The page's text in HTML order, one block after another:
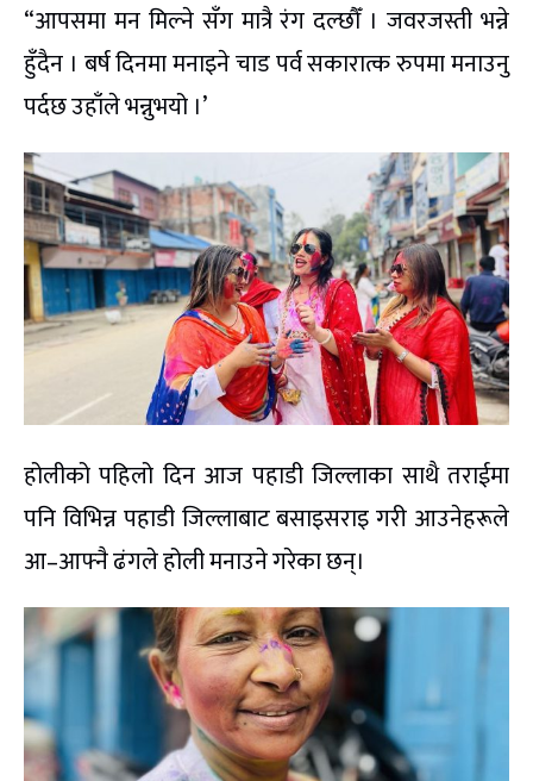
“आपसमा मन मिल्ने सँग मात्रै रंग दल्छौँ । जवरजस्ती भन्ने
हुँदैन । बर्ष दिनमा मनाइने चाड पर्व सकारात्क रुपमा मनाउनु
पर्दछ उहाँले भन्नुभयो ।’
होलीको पहिलो दिन आज पहाडी जिल्लाका साथै तराईमा
पनि विभिन्न पहाडी जिल्लाबाट बसाइसराइ गरी आउनेहरूले
आ–आफ्नै ढंगले होली मनाउने गरेका छन्।